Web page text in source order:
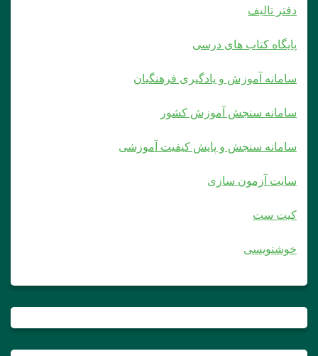
دفتر تالیف
پایگاه کتاب های درسی
سامانه آموزش و یادگیری فرهنگیان
سامانه سنجش آموزش کشور
سامانه سنجش و پایش کیفیت آموزشی
سایت آزمون سازی
کیت ست
خوشنویسی